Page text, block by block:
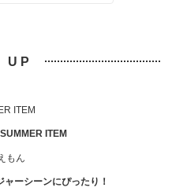
UP
ITEM
ーシーンにぴったり！